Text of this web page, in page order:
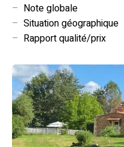
– Note globale
– Situation géographique
– Rapport qualité/prix